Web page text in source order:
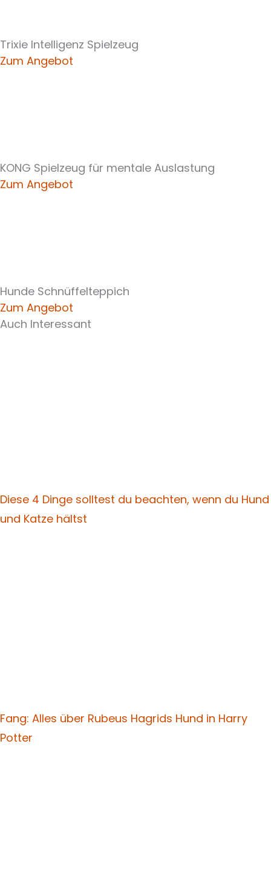
Trixie Intelligenz Spielzeug
Zum Angebot
KONG Spielzeug für mentale Auslastung
Zum Angebot
Hunde Schnüffelteppich
Zum Angebot
Auch Interessant
Diese 4 Dinge solltest du beachten, wenn du Hund
und Katze hältst
Fang: Alles über Rubeus Hagrids Hund in Harry
Potter